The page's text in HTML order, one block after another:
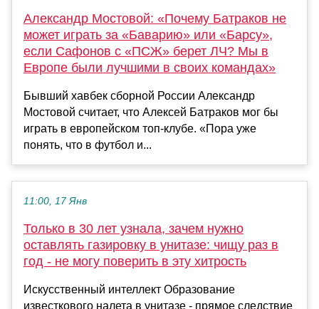
Александр Мостовой: «Почему Батраков не
может играть за «Баварию» или «Барсу»,
если Сафонов с «ПСЖ» берет ЛЧ? Мы в
Европе были лучшими в своих командах»
Бывший хавбек сборной России Александр
Мостовой считает, что Алексей Батраков мог бы
играть в европейском топ-клубе. «Пора уже
понять, что в футбол и...
11:00, 17 Янв
Только в 30 лет узнала, зачем нужно
оставлять газировку в унитазе: чищу раз в
год - не могу поверить в эту хитрость
Искусственный интеллект Образование
известкового налета в унитазе - прямое следствие